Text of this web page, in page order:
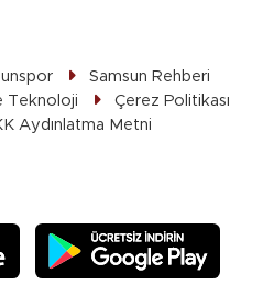
Samsun Rehberi
Teknoloji
Çerez Politikası
Aydınlatma Metni